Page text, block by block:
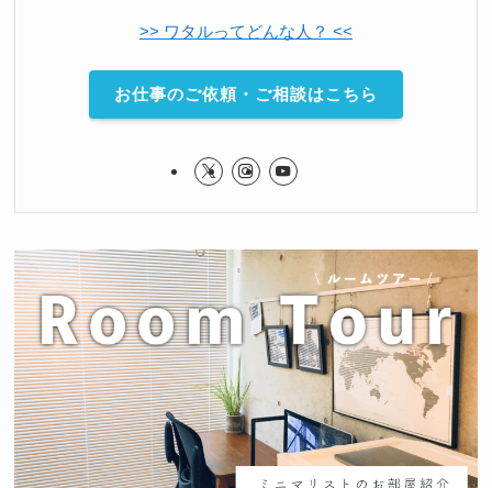
>> ワタルってどんな人？ <<
お仕事のご依頼・ご相談はこちら